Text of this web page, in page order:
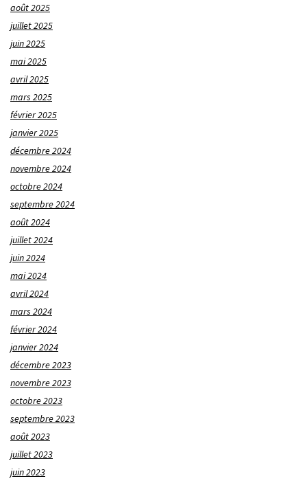
août 2025
juillet 2025
juin 2025
mai 2025
avril 2025
mars 2025
février 2025
janvier 2025
décembre 2024
novembre 2024
octobre 2024
septembre 2024
août 2024
juillet 2024
juin 2024
mai 2024
avril 2024
mars 2024
février 2024
janvier 2024
décembre 2023
novembre 2023
octobre 2023
septembre 2023
août 2023
juillet 2023
juin 2023